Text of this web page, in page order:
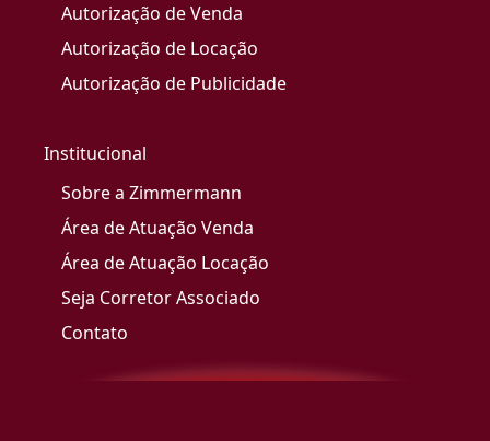
Autorização de Venda
Autorização de Locação
Autorização de Publicidade
Institucional
Sobre a Zimmermann
Área de Atuação Venda
Área de Atuação Locação
Seja Corretor Associado
Contato